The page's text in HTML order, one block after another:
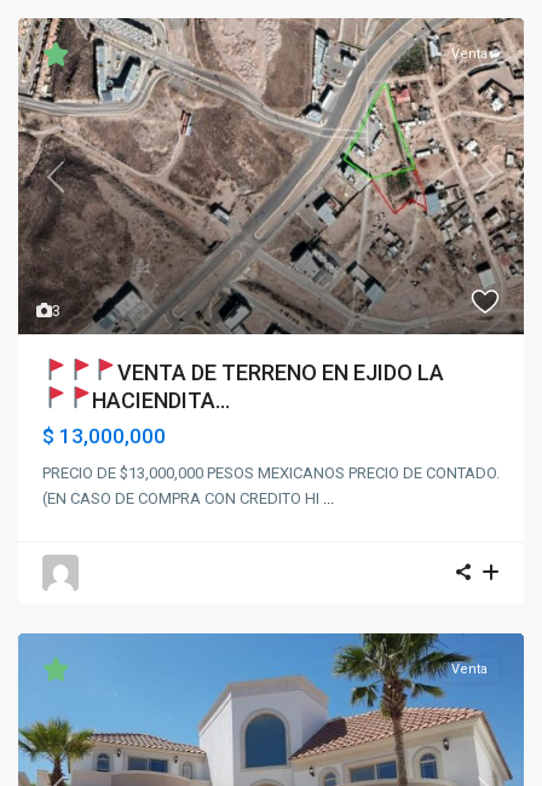
3
Previous Next
Venta
VENTA DE TERRENO EN EJIDO LA
HACIENDITA...
$ 13,000,000
PRECIO DE $13,000,000 PESOS MEXICANOS PRECIO DE CONTADO.
(EN CASO DE COMPRA CON CREDITO HI ...
Venta